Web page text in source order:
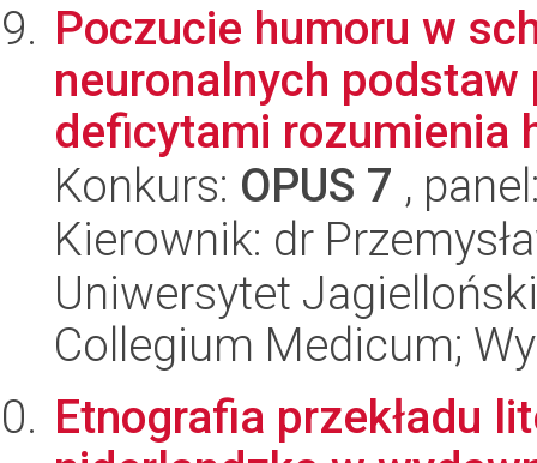
Poczucie humoru w
neuronalnych
deficytami rozumienia
Konkurs: OPUS 7 ,
Kierownik: dr
Uniwersytet
Collegium Medicum;
Etnografia przekładu